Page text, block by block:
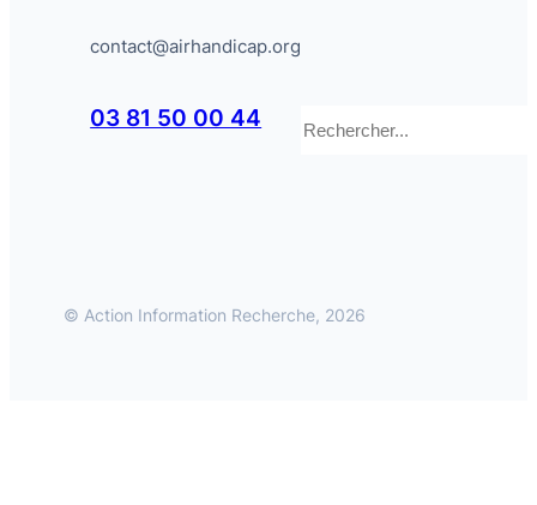
contact@airhandicap.org
03 81 50 00 44
© Action Information Recherche, 2026